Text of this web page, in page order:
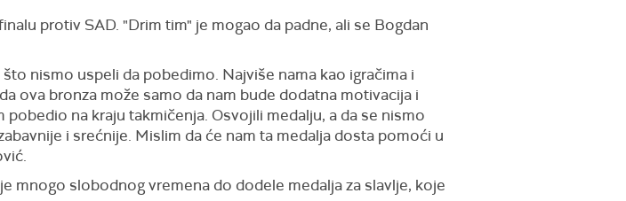
protiv SAD. "Drim tim" je mogao da padne, ali se Bogdan
nismo uspeli da pobedimo. Najviše nama kao igračima i
ova bronza može samo da nam bude dodatna motivacija i
na kraju takmičenja. Osvojili medalju, a da se nismo
i srećnije. Mislim da će nam ta medalja dosta pomoći u
mnogo slobodnog vremena do dodele medalja za slavlje, koje